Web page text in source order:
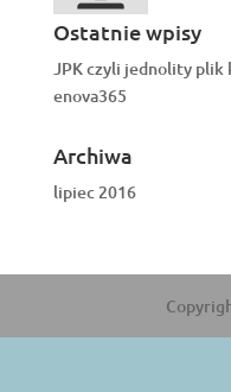
Ostatnie wpisy
JPK czyli jednolity plik
enova365
Archiwa
lipiec 2016